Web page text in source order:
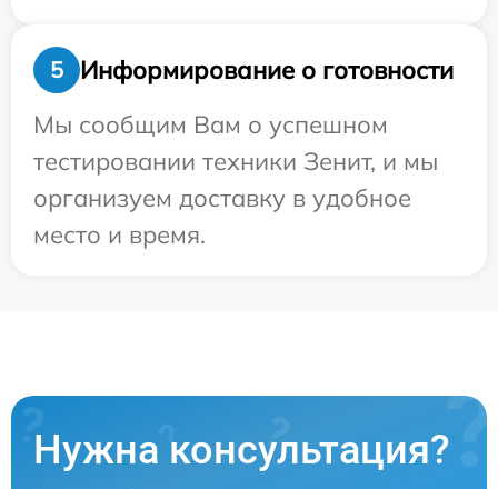
5
Информирование о готовности
Мы сообщим Вам о успешном
тестировании техники Зенит, и мы
организуем доставку в удобное
место и время.
Нужна консультация?